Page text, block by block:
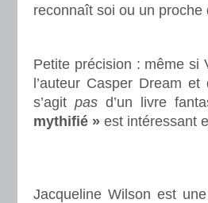
reconnaît soi ou un
Petite précision : même si
l’auteur Casper Dream
s’agit pasd’un livre
mythifié » est intéressant
Jacqueline Wilson est